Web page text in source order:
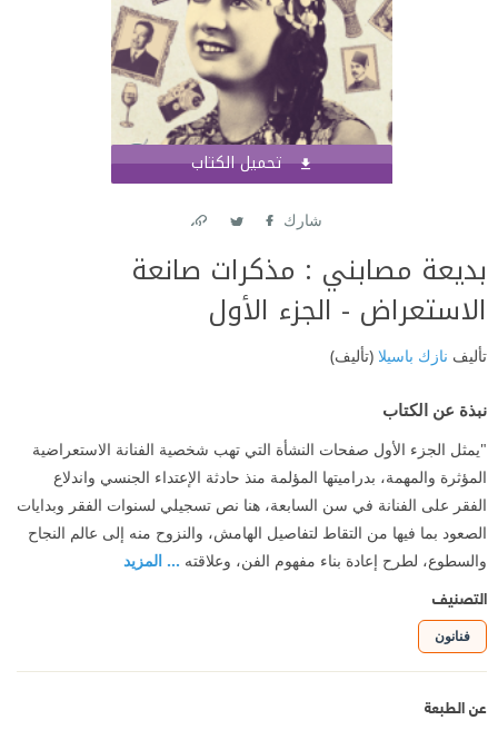
تحميل الكتاب
شارك
بديعة مصابني : مذكرات صانعة
الاستعراض - الجزء الأول
تأليف نازك باسيلا (تأليف)
نبذة عن الكتاب
"يمثل الجزء الأول صفحات النشأة التي تهب شخصية الفنانة الاستعراضية
المؤثرة والمهمة، بدراميتها المؤلمة منذ حادثة الإعتداء الجنسي واندلاع
الفقر على الفنانة في سن السابعة، هنا نص تسجيلي لسنوات الفقر وبدايات
الصعود بما فيها من التقاط لتفاصيل الهامش، والنزوح منه إلى عالم النجاح
والسطوع، لطرح إعادة بناء مفهوم الفن، وعلاقته ... المزيد
التصنيف
فنانون
عن الطبعة